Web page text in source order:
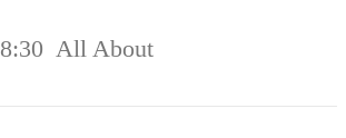
All About